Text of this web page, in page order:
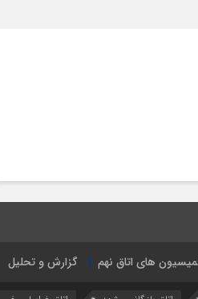
های اتاق نهم گزارش و تحلیل